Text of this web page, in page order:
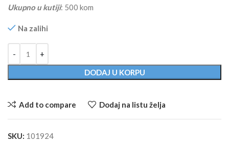
Ukupno u kutiji: 500 kom
Na zalihi
DODAJ U KORPU
Add to compare Dodaj na listu želja
SKU: 101924